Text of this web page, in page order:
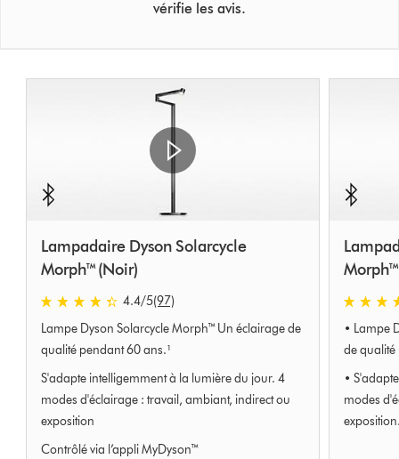
vérifie les avis.
Lampadaire Dyson Solarcycle
Morph™ (Noir)
4.4
étoiles
sur
97
Ratings
4.4/5(97)
Lampe Dyson Solarcycle Morph™ Un éclairage de
qualité pendant 60 ans.¹
S'adapte intelligemment à la lumière du jour. 4
modes d'éclairage : travail, ambiant, indirect ou
exposition
Contrôlé via l’appli MyDyson™
4.4
étoiles
sur
97
Ratings
• Lampe
de
​​​​​​​•
modes